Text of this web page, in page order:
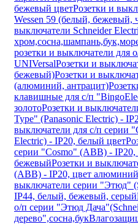
бежевый цветРозетки и
Wessen 59 (белый, бежевый,
выключатели Schneider
розетки и выключатели для
UNIVersalРозетки и
бежевый)Розетки и
(алюминий, антрацит)
клавишные для с/п
золотоРозетки и
Type" (Panasonic Electric) -
выключатели для с/п серии
Electric) - IP20, белый цвет
серии "Cosmo" (ABB) - IP20,
бежевыйРозетки и
(ABB) - IP20, цвет
выключатели серии "Этюд"
IP44, белый, бежевый, серый
о/п серии "Этюд
дерево",сосна,бук